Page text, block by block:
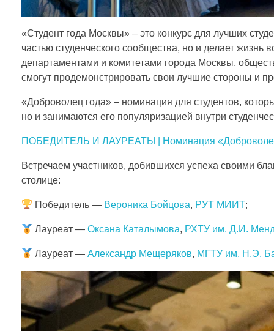
н
т
г
о
д
М
о
с
«Студент года Москвы» – это конкурс для лучших
частью студенческого сообщества, но и делает жизнь
департаментами и комитетами города Москвы,
смогут продемонстрировать свои лучшие стороны и
«Доброволец года» – номинация для студентов,
но и занимаются его популяризацией внутри
ПОБЕДИТЕЛЬ И ЛАУРЕАТЫ | Номинация
Встречаем участников, добившихся успеха своими
столице:
Победитель — Вероника Бойцова, РУТ МИИТ;
Лауреат —Оксана Каталымова, РХТУ им. Д.И.
Лауреат —Александр Мещеряков, МГТУ им. Н.Э.